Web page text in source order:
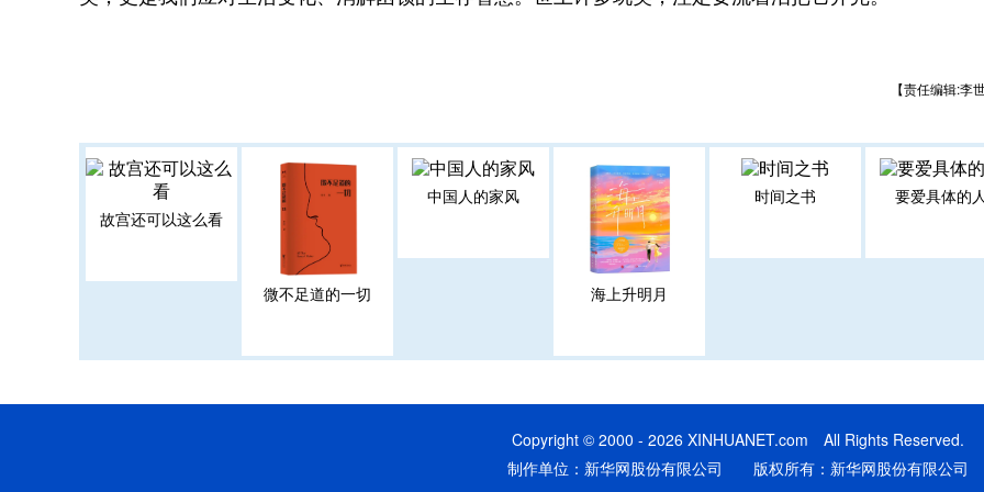
【责任编辑:李
故宫还可以这么看
微不足道的一切
中国人的家风
海上升明月
时间之书 要爱具体的人
Copyright © 2000 - 2026 XINHUANET.com All Rights Reserved.
制作单位：新华网股份有限公司 版权所有：新华网股份有限公司